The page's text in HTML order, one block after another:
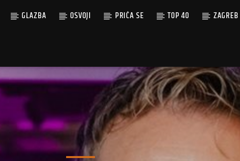
GLAZBA OSVOJI PRIČA SE TOP 40 ZAGREB